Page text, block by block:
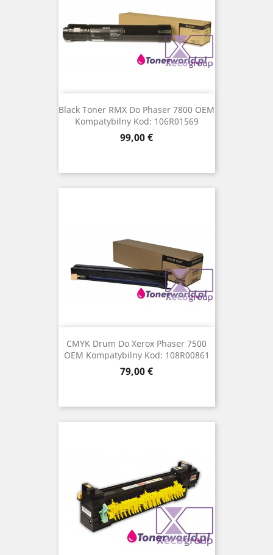
Black Toner RMX Do Phaser 7800 OEM
Kompatybilny Kod: 106R01569
Cena
99,00 €
CMYK Drum Do Xerox Phaser 7500
OEM Kompatybilny Kod: 108R00861
Cena
79,00 €